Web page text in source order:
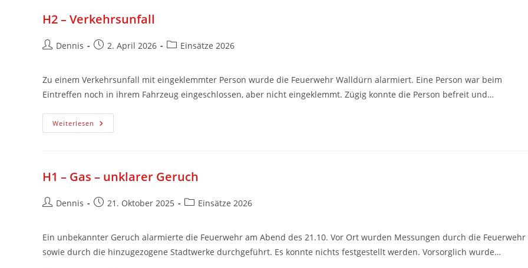
H2 – Verkehrsunfall
Dennis 2. April 2026 Einsätze 2026
Zu einem Verkehrsunfall mit eingeklemmter Person wurde die Feuerwehr Walldürn alarmiert. Eine Person war beim
Eintreffen noch in ihrem Fahrzeug eingeschlossen, aber nicht eingeklemmt. Zügig konnte die Person befreit und…
Weiterlesen
H1 – Gas – unklarer Geruch
Dennis 21. Oktober 2025 Einsätze 2026
Ein unbekannter Geruch alarmierte die Feuerwehr am Abend des 21.10. Vor Ort wurden Messungen durch die Feuerwehr
sowie durch die hinzugezogene Stadtwerke durchgeführt. Es konnte nichts festgestellt werden. Vorsorglich wurde…